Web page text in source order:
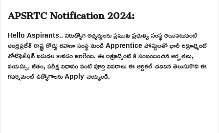
APSRTC Notification 2024:
Hello Aspirants.. నిరుద్యోగ అభ్యర్థులకు ప్రముఖ ప్రభుత్వ సంస్థ అయినటువంటి
ఆంధ్రప్రదేశ్ రాష్ట్ర రోడ్డు రవాణా సంస్థ నుండి Apprentice పోస్టులతో భారీ రిక్రూట్మెంట్
నోటిఫికేషన్ విడుదల కావడం జరిగింది. ఈ రిక్రూట్మెంట్ కి సంబందించిన అర్హతలు,
వయస్సు, జీతం, పరీక్ష విధానం వంటి పూర్తి వివరాలు ఈ ఆర్టికల్ చదివిన తెలుసుకొని ఈ
గవర్నమెంట్ ఉద్యోగాలకు Apply చెయ్యండి.